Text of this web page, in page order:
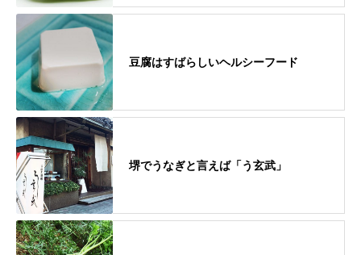
豆腐はすばらしいヘルシーフード
堺でうなぎと言えば「う玄武」